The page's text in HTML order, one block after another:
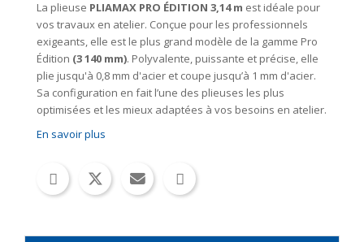
La plieuse PLIAMAX PRO ÉDITION 3,14 m est idéale pour
vos travaux en atelier. Conçue pour les professionnels
exigeants, elle est le plus grand modèle de la gamme Pro
Édition (3 140 mm). Polyvalente, puissante et précise, elle
plie jusqu'à 0,8 mm d'acier et coupe jusqu’à 1 mm d'acier.
Sa configuration en fait l’une des plieuses les plus
optimisées et les mieux adaptées à vos besoins en atelier.
En savoir plus